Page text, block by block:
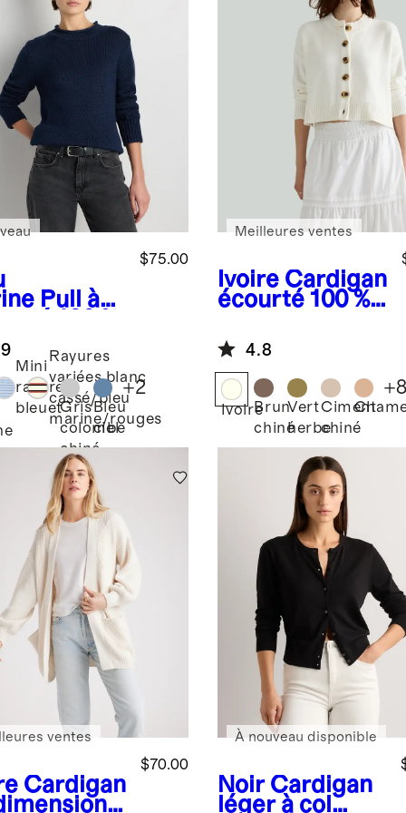
Pull à
$75.00
Mini
rayures
bleuet
Rayures
variées blanc
cassé/bleu
marine/rouges
Gris
colombe
chiné
Bleu
ciel
+2
Ivoire Cardigan
écourté 100 %
biologique
Meilleures ventes
4.8
IvoireBrun
chiné
Vert
herbe
Ciment
chiné
+
Cardigan
$70.00
ventes
Noir Cardigan
léger à col
À nouveau disponible